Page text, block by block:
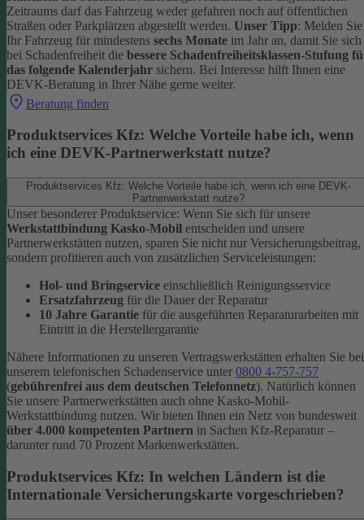
Zeitraums darf das Fahrzeug weder gefahren noch auf öffentlichen
Straßen oder Parkplätzen abgestellt werden. Unser Tipp: Melden Sie
Ihr Fahrzeug für mindestens sechs Monate im Jahr an, damit Sie sich
bei Schadenfreiheit die bessere Schadenfreiheitsklassen-Stufung
das folgende Kalenderjahr sichern. Bei Interesse hilft Ihnen eine
DEVK-Beratung in Ihrer Nähe gerne weiter.
Beratung finden
Produktservices Kfz: Welche Vorteile habe ich, wenn
ich eine DEVK-Partnerwerkstatt nutze?
Produktservices Kfz: Welche Vorteile habe ich, wenn ich eine DEVK-
Partnerwerkstatt nutze?
Unser besonderer Produktservice: Wenn Sie sich für unsere
Werkstattbindung Kasko-Mobil entscheiden und unsere
Partnerwerkstätten nutzen, sparen Sie nicht nur Versicherungsbeitrag,
sondern profitieren auch von zusätzlichen Serviceleistungen:
Hol- und Bringservice einschließlich Reinigungsservice
Ersatzfahrzeug für die Dauer der Reparatur
10 Jahre Garantie für die ausgeführten Reparaturarbeiten mit
Eintritt in die Herstellergarantie
Nähere Informationen zu unseren Vertragswerkstätten erhalten Sie bei
unserem telefonischen Schadenservice unter 0800 4-757-757
(gebührenfrei aus dem deutschen Telefonnetz). Natürlich können
Sie unsere Partnerwerkstätten auch ohne Kasko-Mobil-
Werkstattbindung nutzen. Wir bieten Ihnen ein Netz von bundesweit
über 4.000 kompetenten Partnern in Sachen Kfz-Reparatur –
darunter rund 70 Prozent Markenwerkstätten.
Produktservices Kfz: In welchen Ländern ist die
Internationale Versicherungskarte vorgeschrieben?